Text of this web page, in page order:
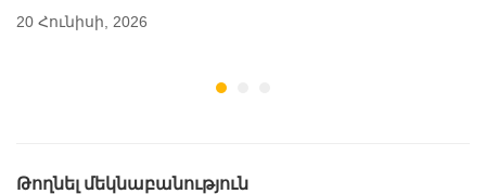
20 Հունիսի, 2026
Թողնել մեկնաբանություն